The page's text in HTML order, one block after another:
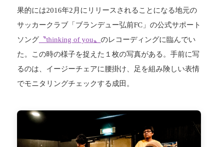
果的には2016年2月にリリースされることになる地元の
サッカークラブ「ブランデュー弘前FC」の公式サポート
ソング 〝thinking of you〟 のレコーディングに臨んでい
た。この時の様子を捉えた１枚の写真がある。手前に写
るのは、イージーチェアに腰掛け、足を組み険しい表情
でモニタリングチェックする成田。